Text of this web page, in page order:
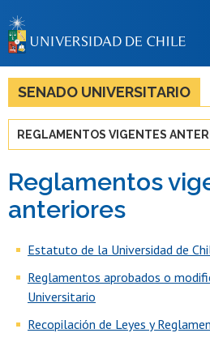
BIBLIOTECAS
LA
Egresadas/
SENADO UNIVERSITARIO
REGLAMENTOS VIGENTES
Reglamentos
anteriores
Estatuto de la Universidad de
Reglamentos aprobados o
Universitario
Recopilación de Leyes y